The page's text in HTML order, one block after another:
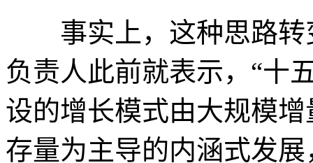
事实上，这种思路转
负责人此前就表示，“十
设的增长模式由大规模
存量为主导的内涵式发